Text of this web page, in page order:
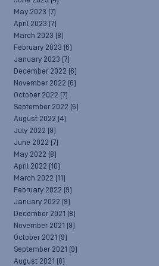
May 2023 (7)
April 2023 (7)
March 2023 (8)
February 2023 (6)
January 2023 (7)
December 2022 (6)
November 2022 (6)
October 2022 (7)
September 2022 (5)
August 2022 (4)
July 2022 (9)
June 2022 (7)
May 2022 (8)
April 2022 (10)
March 2022 (11)
February 2022 (9)
January 2022 (9)
December 2021 (8)
November 2021 (9)
October 2021 (9)
September 2021 (9)
August 2021 (8)